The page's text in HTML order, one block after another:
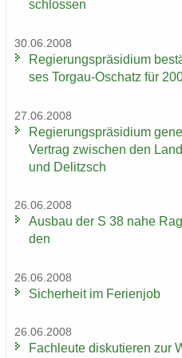
schlos­sen
30.06.2008
Re­gie­rungs­prä­si­di­um
ses Torgau-​Oschatz für
27.06.2008
Re­gie­rungs­prä­si­di­um
Ver­trag zwi­schen den
und De­litzsch
26.06.2008
Aus­bau der S 38 nahe
den
26.06.2008
Si­cher­heit im Fe­ri­en­job
26.06.2008
Fach­leu­te dis­ku­tie­ren zur